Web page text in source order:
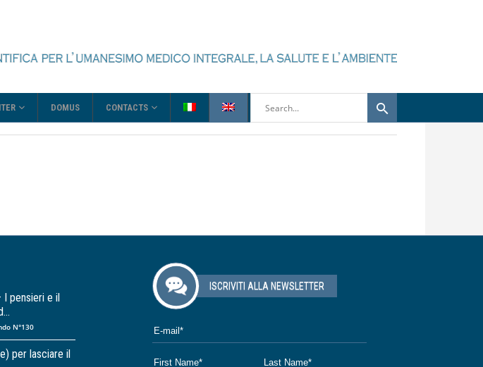
DOMUS CONTACTS
I pensieri e il
N°130
per lasciare il
ISCRIVITI ALLA NEWSLETTER